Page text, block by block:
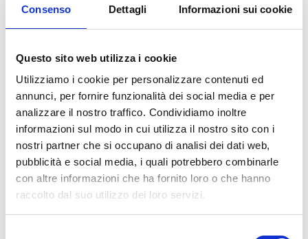
Consenso Dettagli Informazioni sui cookie
Questo sito web utilizza i cookie
Utilizziamo i cookie per personalizzare contenuti ed
annunci, per fornire funzionalità dei social media e per
analizzare il nostro traffico. Condividiamo inoltre
informazioni sul modo in cui utilizza il nostro sito con i
nostri partner che si occupano di analisi dei dati web,
pubblicità e social media, i quali potrebbero combinarle
con altre informazioni che ha fornito loro o che hanno
raccolto dal suo utilizzo dei loro servizi.